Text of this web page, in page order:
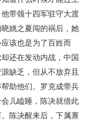
带领十四军驻守大渡
姚之夏闯的祸后，她
该也是为了百姓而
还在发动内战，中国
缺乏，但从不放弃且
助他们。罗克成带兵
儿瞌睡，陈决就借此
陈决醒来后，下属禀